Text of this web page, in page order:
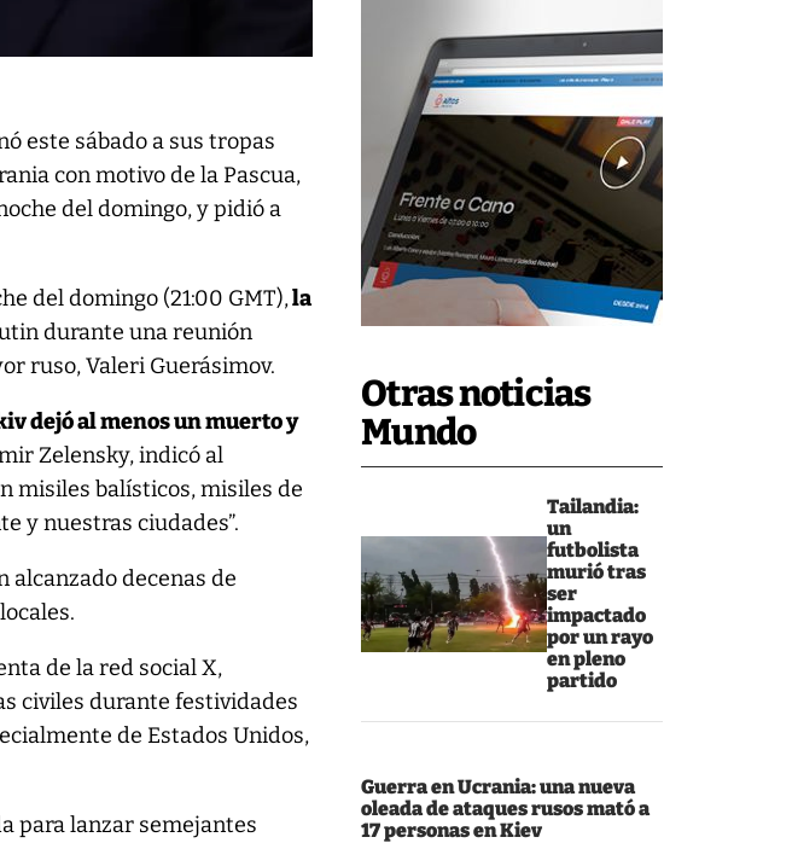
Otras noticias
Mundo
Tailandia:
un
futbolista
murió tras
ser
impactado
por un rayo
en pleno
partido
Guerra en Ucrania: una nueva
oleada de ataques rusos mató a
17 personas en Kiev
este sábado a sus tropas
con motivo de la Pascua,
del domingo, y pidió a
del domingo (21:00 GMT),la
durante una reunión
ruso, Valeri Guerásimov.
dejó al menos un muerto y
Zelensky, indicó al
misiles balísticos, misiles de
y nuestras ciudades”.
decenas de
de la red social X,
civiles durante festividades
de Estados Unidos,
para lanzar semejantes